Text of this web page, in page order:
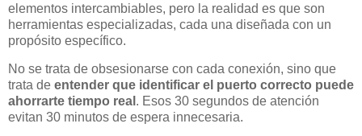
elementos intercambiables, pero la realidad es que son
herramientas especializadas, cada una diseñada con un
propósito específico.
No se trata de obsesionarse con cada conexión, sino que
trata de entender que identificar el puerto correcto puede
ahorrarte tiempo real . Esos 30 segundos de atención
evitan 30 minutos de espera innecesaria.